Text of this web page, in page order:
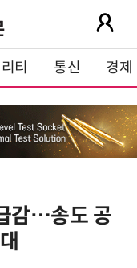
티 통신 경제
감…송도 공